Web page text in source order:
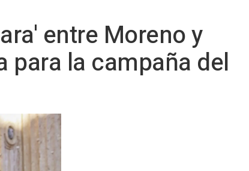
entre Moreno y
para la campaña del